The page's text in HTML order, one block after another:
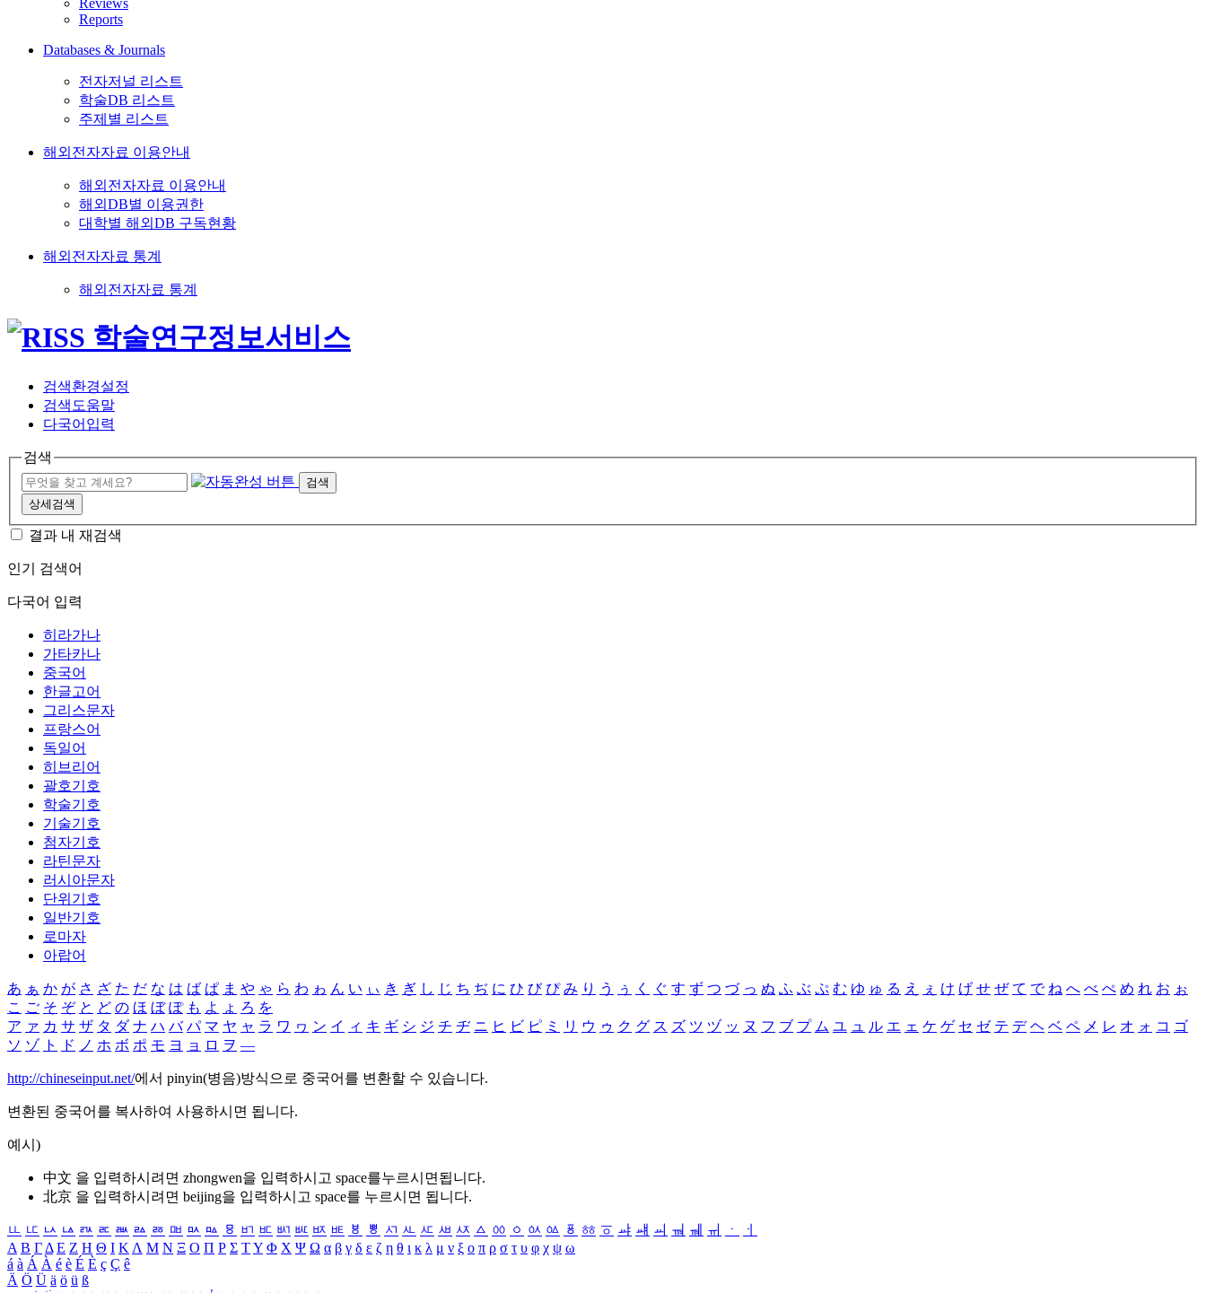
Reviews
Reports
Databases & Journals
전자저널 리스트
학술DB 리스트
주제별 리스트
해외전자자료 이용안내
해외전자자료 이용안내
해외DB별 이용권한
대학별 해외DB 구독현황
해외전자자료 통계
해외전자자료 통계
검색환경설정
검색도움말
다국어입력
검색
검색
상세검색
결과 내 재검색
인기 검색어
다국어 입력
히라가나
가타카나
중국어
한글고어
그리스문자
프랑스어
독일어
히브리어
괄호기호
학술기호
기술기호
첨자기호
라틴문자
러시아문자
단위기호
일반기호
로마자
아랍어
あ ぁ か が さ ざ た だ な は ば ぱ ま や ゃ ら わ ゎ ん い ぃ き ぎ し じ ち ぢ に ひ び ぴ み り う ぅ く ぐ す ず つ づ っ ぬ ふ ぶ ぷ む ゆ ゅ る え ぇ け げ せ ぜ て で ね へ べ ぺ め れ お ぉ
こ ご そ ぞ と ど の ほ ぼ ぽ も よ ょ ろ を
ア ァ カ サ ザ タ ダ ナ ハ バ パ マ ヤ ャ ラ ワ ヮ ン イ ィ キ ギ シ ジ チ ヂ ニ ヒ ビ ピ ミ リ ウ ゥ ク グ ス ズ ツ ヅ ッ ヌ フ ブ プ ム ユ ュ ル エ ェ ケ ゲ セ ゼ テ デ ヘ ベ ペ メ レ オ ォ コ ゴ
ソ ゾ ト ド ノ ホ ボ ポ モ ヨ ョ ロ ヲ ―
http://chineseinput.net/에서 pinyin(병음)방식으로 중국어를 변환할 수 있습니다.
변환된 중국어를 복사하여 사용하시면 됩니다.
예시)
中文 을 입력하시려면 zhongwen을 입력하시고 space를누르시면됩니다.
北京 을 입력하시려면 beijing을 입력하시고 space를 누르시면 됩니다.
ㅥ ㅦ ㅧ ㅨ ㅩ ㅪ ㅫ ㅬ ㅭ ㅮ ㅯ ㅰ ㅱ ㅲ ㅳ ㅴ ㅵ ㅶ ㅷ ㅸ ㅹ ㅺ ㅻ ㅼ ㅽ ㅾ ㅿ ㆀ ㆁ ㆂ ㆃ ㆄ ㆅ ㆆ ㆇ ㆈ ㆉ ㆊ ㆋ ㆌ ㆍ
ㆎ
Α Β ΓΔ Ε Ζ Η Θ Ι ΚΛ Μ Ν Ξ Ο Π Ρ Σ ΤΥ Φ Χ Ψ Ω α β γ δ ε ζ η θ ι κ λ μ ν ξ ο π ρ σ τ υ φ χ ψ ω
á à Á À é è É È ç Ç ê
Ä Ö Ü ä ö ü ß